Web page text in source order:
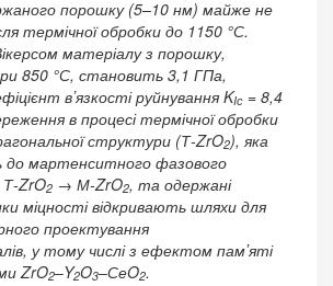
порошку (5–10 нм) майже не
термічної обробки до 1150 °С.
матеріалу з порошку,
850 °С, становить 3,1 ГПа,
вʼязкості руйнування KIс = 8,4
в процесі термічної обробки
структури (Т-ZrO2), яка
до мартенситного фазового
ZrO2 → М-ZrO2, та одержані
міцності відкривають шляхи для
проектування
у тому числі з ефектом памʼяті
ZrO2‒Y2O3‒СеO2.